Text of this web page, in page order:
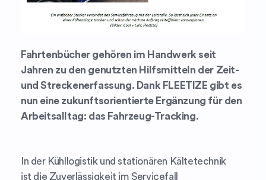
Fahrtenbücher gehören im Handwerk seit
Jahren zu den genutzten Hilfsmitteln der Zeit-
und Streckenerfassung. Dank FLEETIZE gibt es
nun eine zukunftsorientierte Ergänzung für den
Arbeitsalltag: das Fahrzeug-Tracking.
In der Kühllogistik und stationären Kältetechnik
ist die Zuverlässigkeit im Servicefall